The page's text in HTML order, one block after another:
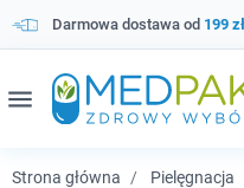
Darmowa dostawa od 199 zł
menu
Strona główna Pielęgnacja